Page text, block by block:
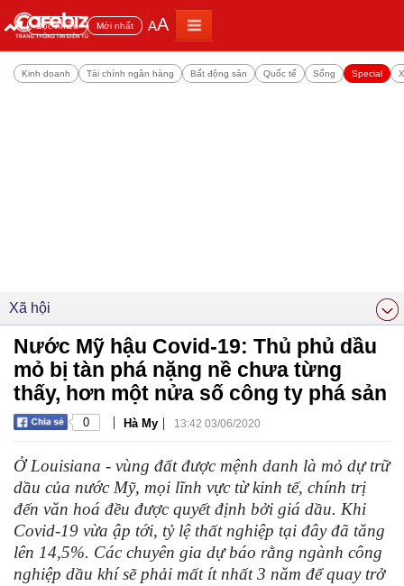
Đọc nhiều Mới nhất AA
Kinh doanh Tài chính ngân hàng Bất động sản Quốc tế Sống Special
Xã hội
Nước Mỹ hậu Covid-19: Thủ phủ dầu
mỏ bị tàn phá nặng nề chưa từng
thấy, hơn một nửa số công ty phá sản
0 | Hà My | 13:42 03/06/2020
Ở Louisiana - vùng đất được mệnh danh là mỏ dự trữ
dầu của nước Mỹ, mọi lĩnh vực từ kinh tế, chính trị
đến văn hoá đều được quyết định bởi giá dầu. Khi
Covid-19 vừa ập tới, tỷ lệ thất nghiệp tại đây đã tăng
lên 14,5%. Các chuyên gia dự báo rằng ngành công
nghiệp dầu khí sẽ phải mất ít nhất 3 năm để quay trở